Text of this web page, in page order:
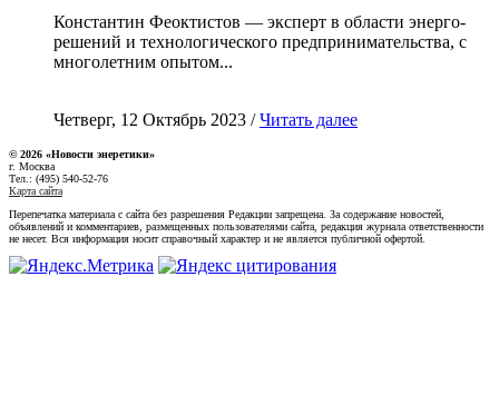
Константин Феоктистов — эксперт в области энерго-
решений и технологического предпринимательства, с
многолетним опытом...
Четверг, 12 Октябрь 2023 /Читать далее
© 2026 «Новости энеретики»
г. Москва
Тел.: (495) 540-52-76
Карта сайта
Перепечатка материала с сайта без разрешения Редакции запрещена. За содержание новостей,
объявлений и комментариев, размещенных пользователями сайта, редакция журнала ответственности
не несет. Вся информация носит справочный характер и не является публичной офертой.